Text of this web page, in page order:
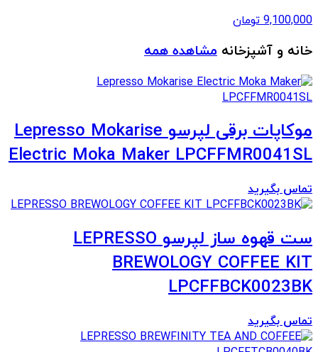
9,100,000 تومان
خانه و آشپزخانه مشاهده همه
موکاپات برقی لپرسو Lepresso Mokarise
Electric Moka Maker LPCFFMR0041SL
تماس بگیرید
ست قهوه ساز لپرسو LEPRESSO
BREWOLOGY COFFEE KIT
LPCFFBCK0023BK
تماس بگیرید